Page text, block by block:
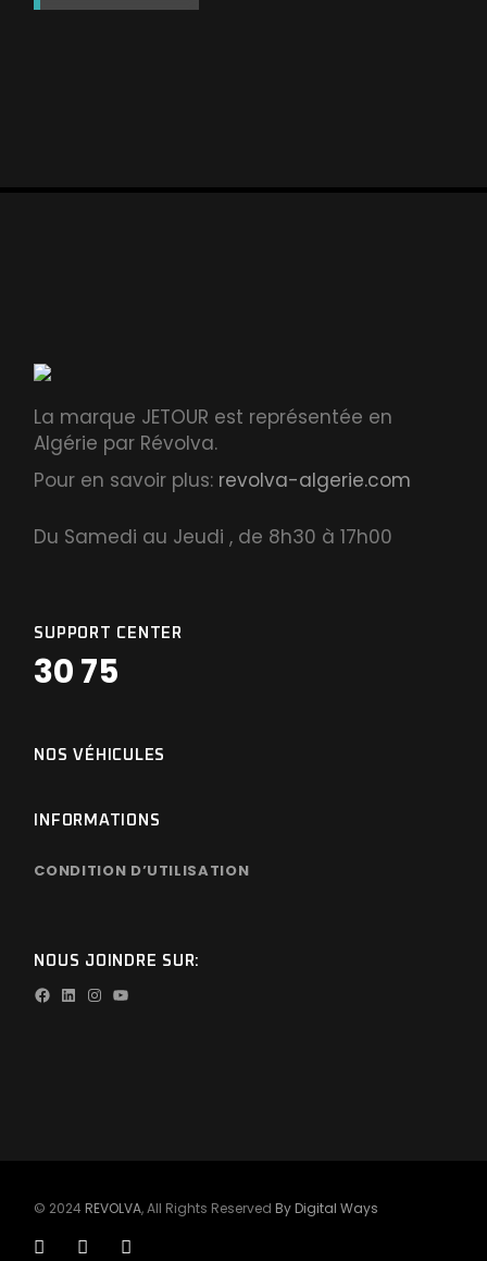
La marque JETOUR est représentée en
Algérie par Révolva.
Pour en savoir plus: revolva-algerie.com
Du Samedi au Jeudi , de 8h30 à 17h00
SUPPORT CENTER
30 75
NOS VÉHICULES
INFORMATIONS
CONDITION D’UTILISATION
NOUS JOINDRE SUR:
© 2024 REVOLVA, All Rights Reserved By Digital Ways